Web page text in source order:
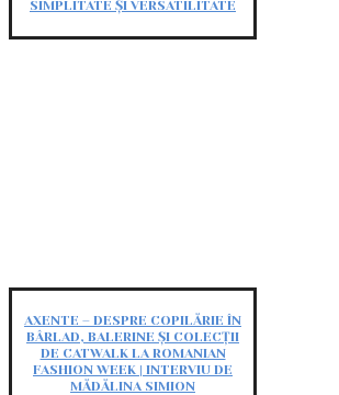
SIMPLITATE ȘI VERSATILITATE
AXENTE – DESPRE COPILĂRIE ÎN
BÂRLAD, BALERINE ȘI COLECȚII
DE CATWALK LA ROMANIAN
FASHION WEEK | INTERVIU DE
MĂDĂLINA SIMION